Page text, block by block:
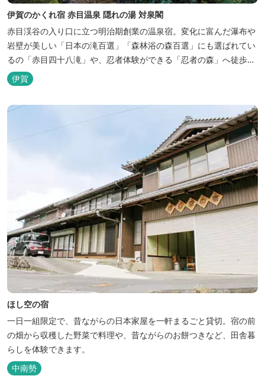
伊賀のかくれ宿 赤目温泉 隠れの湯 対泉閣
赤目渓谷の入り口に立つ明治期創業の温泉宿。変化に富んだ瀑布や
岩壁が美しい「日本の滝百選」「森林浴の森百選」にも選ばれてい
るの「赤目四十八滝」や、忍者体験ができる「忍者の森」へ徒歩５
分と観光にも好立地です。 地下１０００メートルから湧くアルカリ
性単純温泉はしっとり滑らかな肌触りで美肌効果も期待できます。
地元のスギ材を用いた大浴場は、泡風呂を備えた「上忍の湯」、打
伊賀
ほし空の宿
一日一組限定で、昔ながらの日本家屋を一軒まるごと貸切。宿の前
の畑から収穫した野菜で料理や、昔ながらのお餅つきなど、田舎暮
らしを体験できます。
中南勢